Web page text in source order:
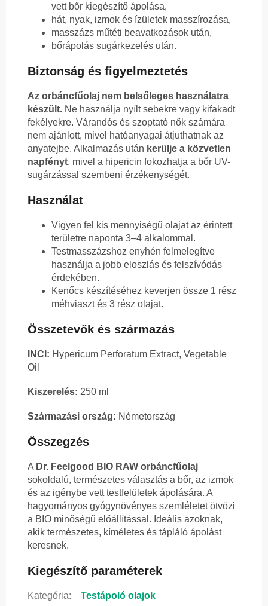
vett bőr kiegészítő ápolása,
hát, nyak, izmok és ízületek masszírozása,
masszázs műtéti beavatkozások után,
bőrápolás sugárkezelés után.
Biztonság és figyelmeztetés
Az orbáncfűolaj nem belsőleges használatra
készült. Ne használja nyílt sebekre vagy kifakadt
fekélyekre. Várandós és szoptató nők számára
nem ajánlott, mivel hatóanyagai átjuthatnak az
anyatejbe. Alkalmazás után kerülje a közvetlen
napfényt, mivel a hipericin fokozhatja a bőr UV-
sugárzással szembeni érzékenységét.
Használat
Vigyen fel kis mennyiségű olajat az érintett
területre naponta 3–4 alkalommal.
Testmasszázshoz enyhén felmelegítve
használja a jobb eloszlás és felszívódás
érdekében.
Kenőcs készítéséhez keverjen össze 1 rész
méhviaszt és 3 rész olajat.
Összetevők és származás
INCI: Hypericum Perforatum Extract, Vegetable
Oil
Kiszerelés: 250 ml
Származási ország: Németország
Összegzés
A Dr. Feelgood BIO RAW orbáncfűolaj
sokoldalú, természetes választás a bőr, az izmok
és az igénybe vett testfelületek ápolására. A
hagyományos gyógynövényes szemléletet ötvözi
a BIO minőségű előállítással. Ideális azoknak,
akik természetes, kíméletes és tápláló ápolást
keresnek.
Kiegészítő paraméterek
Kategória:
Testápoló olajok